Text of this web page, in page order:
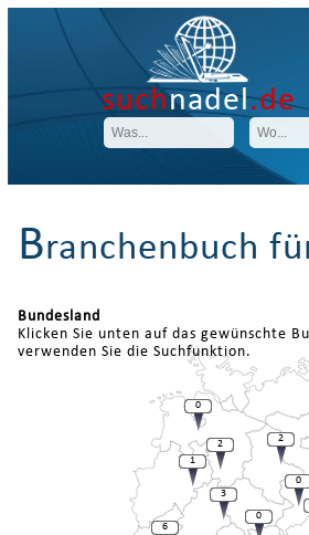
suchnadel.de
Branchenbuch
Bundesland
Klicken Sie unten auf das gewünschte
verwenden Sie die Suchfunktion.
6
0
0
2
2
0
1
3